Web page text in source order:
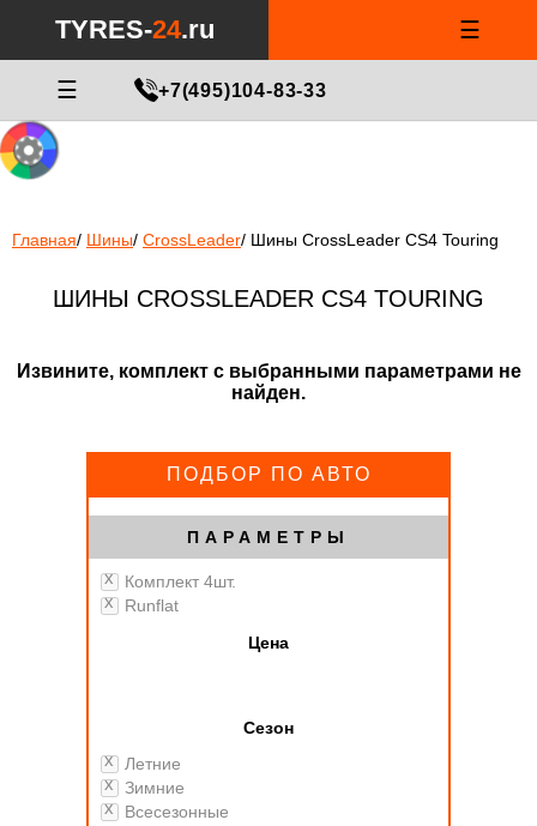
24.ru/html/catalog/controller/product/shinydiski.php
on line
TYRES-24.ru ☰
☰ +7(495)104-83-33
Главная/ Шины/ CrossLeader/ Шины CrossLeader CS4 Touring
ШИНЫ CROSSLEADER CS4 TOURING
Извините, комплект с выбранными параметрами не
найден.
ПОДБОР ПО АВТО
ПАРАМЕТРЫ
Комплект 4шт.
Runflat
Цена
Сезон
Летние
Зимние
Всесезонные